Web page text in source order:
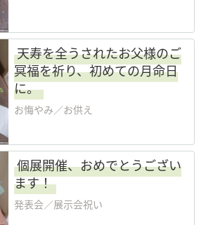
instagram
日本語
天寿を全うされたお父様のご
冥福を祈り、初めての月命日
に。
お悔やみ／お供え
個展開催、おめでとうござい
ます！
発表会／展示会祝い